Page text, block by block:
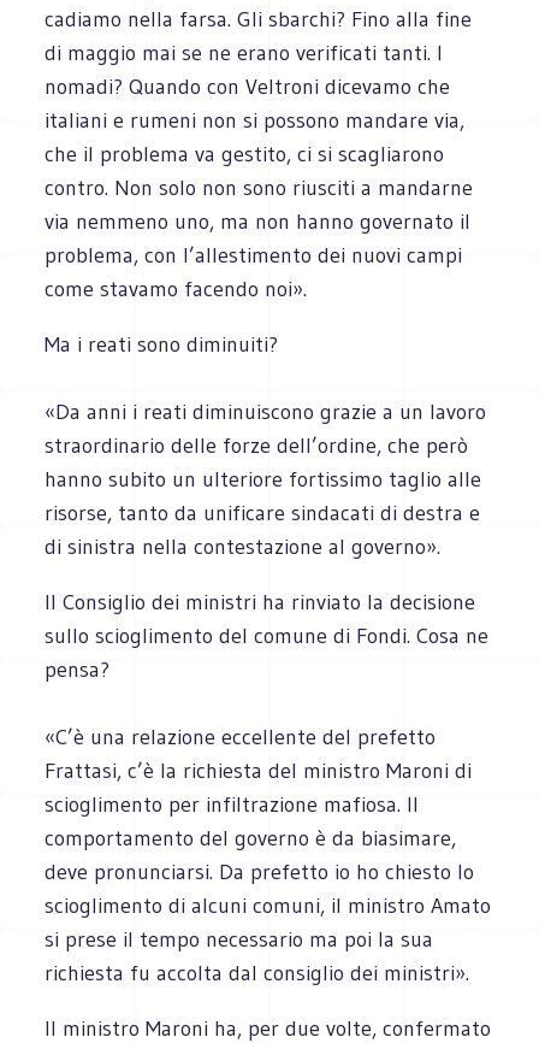
cadiamo nella farsa. Gli sbarchi? Fino alla fine
di maggio mai se ne erano verificati tanti. I
nomadi? Quando con Veltroni dicevamo che
italiani e rumeni non si possono mandare via,
che il problema va gestito, ci si scagliarono
contro. Non solo non sono riusciti a mandarne
via nemmeno uno, ma non hanno governato il
problema, con l’allestimento dei nuovi campi
come stavamo facendo noi».
Ma i reati sono diminuiti?
«Da anni i reati diminuiscono grazie a un lavoro
straordinario delle forze dell’ordine, che però
hanno subito un ulteriore fortissimo taglio alle
risorse, tanto da unificare sindacati di destra e
di sinistra nella contestazione al governo».
Il Consiglio dei ministri ha rinviato la decisione
sullo scioglimento del comune di Fondi. Cosa ne
pensa?
«C’è una relazione eccellente del prefetto
Frattasi, c’è la richiesta del ministro Maroni di
scioglimento per infiltrazione mafiosa. Il
comportamento del governo è da biasimare,
deve pronunciarsi. Da prefetto io ho chiesto lo
scioglimento di alcuni comuni, il ministro Amato
si prese il tempo necessario ma poi la sua
richiesta fu accolta dal consiglio dei ministri».
Il ministro Maroni ha, per due volte, confermato